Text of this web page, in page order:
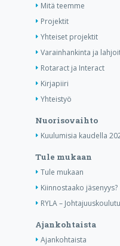
Mitä teemme
Projektit
Yhteiset projektit
Varainhankinta ja
Rotaract ja Interact
Kirjapiiri
Yhteistyö
Nuorisovaihto
Kuulumisia kaudella
Tule mukaan
Tule mukaan
Kiinnostaako jäsenyys?
RYLA –
Ajankohtaista
Ajankohtaista